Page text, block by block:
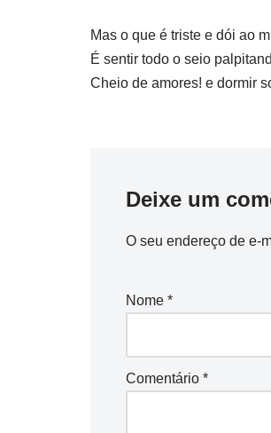
Mas o que é triste e dói ao
É sentir todo o seio
Cheio de amores! e dormir
Deixe um
O seu endereço de e-
Nome *
Comentário *